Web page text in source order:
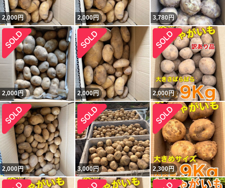
2,000円 2,000円 3,780円
2,000円 2,000円 2,000円
2,000円 3,000円 2,300円